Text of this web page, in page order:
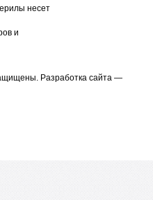
несет
и
Разработка cайта —